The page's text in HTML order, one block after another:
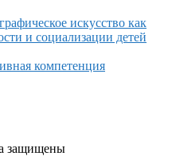
искусство как
и социализации детей
компетенция
защищены